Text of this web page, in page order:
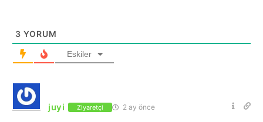
3 YORUM
Eskiler
juyi Ziyaretçi 2 ay önce